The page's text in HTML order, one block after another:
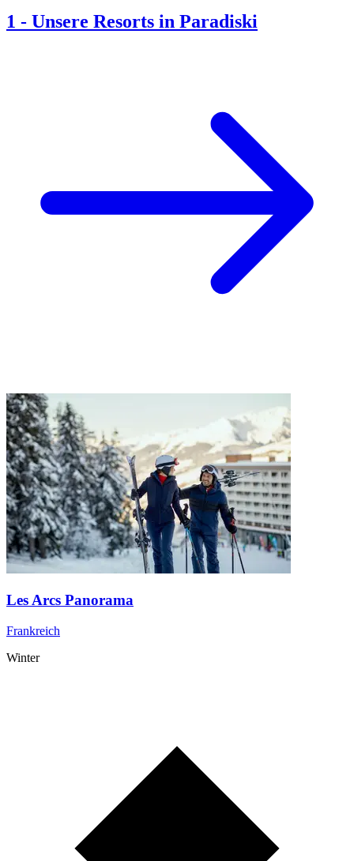
1 - Unsere Resorts in Paradiski
Les Arcs Panorama
Frankreich
Winter